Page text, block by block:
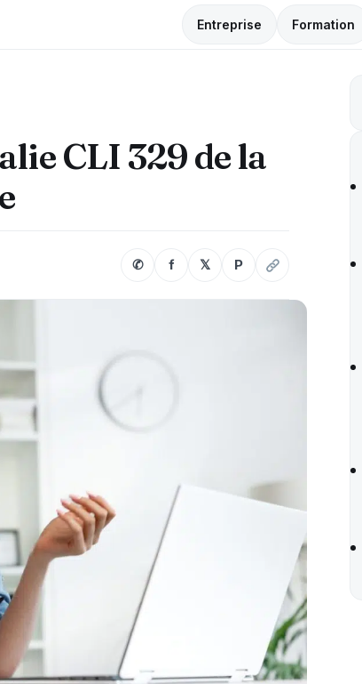
Entreprise Formation
CLI 329 de la
✆ f 𝕏 P